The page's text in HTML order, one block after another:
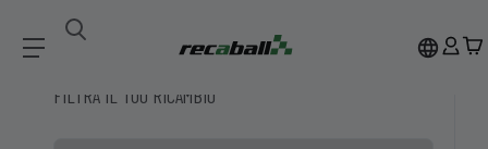
Ricambi Compatibili
FILTRA IL TUO RICAMBIO